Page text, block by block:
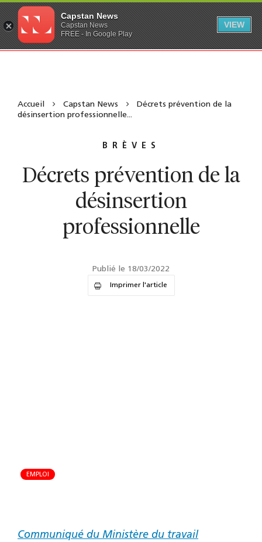
Accueil Capstan News
Décrets prévention de la
désinsertion professionnelle...
BRÈVES
Décrets prévention de la
désinsertion
professionnelle
Publié le 18/03/2022
Imprimer l'article
EMPLOI
Communiqué du Ministère du travail
Capstan News
Capstan News
FREE - In Google Play
VIEW